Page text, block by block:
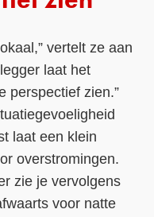
vertelt ze aan
laat het
perspectief zien.”
laat een klein
overstromingen.
zie je vervolgens
voor natte